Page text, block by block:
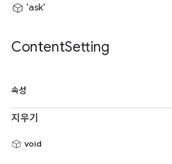
'ask'
ContentSetting
속성
지우기
void